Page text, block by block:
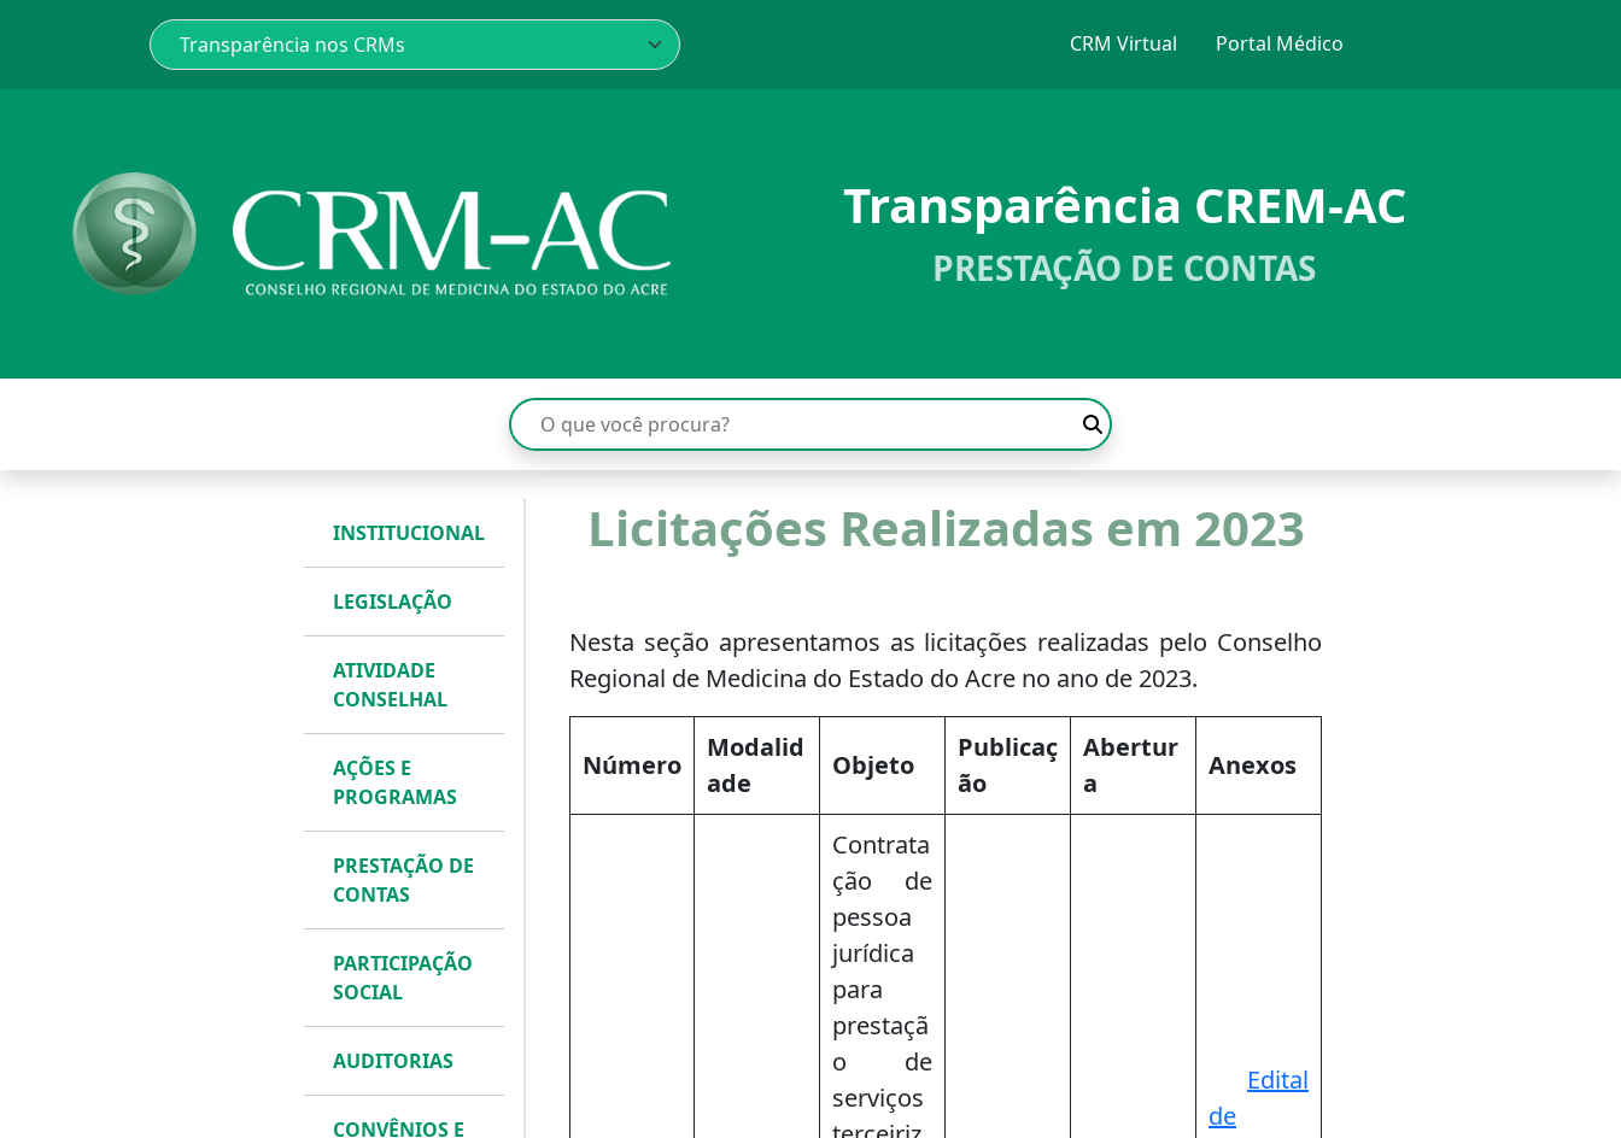
CRM Virtual Portal Médico
Transparência CREM-AC
PRESTAÇÃO DE CONTAS
INSTITUCIONAL
LEGISLAÇÃO
ATIVIDADE
CONSELHAL
AÇÕES E
PROGRAMAS
PRESTAÇÃO DE
CONTAS
PARTICIPAÇÃO
SOCIAL
AUDITORIAS
CONVÊNIOS E
Licitações Realizadas em 2023
Nesta seção apresentamos as licitações realizadas pelo Conselho
Regional de Medicina do Estado do Acre no ano de 2023.
Número
Modalid
ade
Objeto
Publicaç
ão
Abertur
a
Anexos
Contrata
ção de
pessoa
jurídica
para
prestaçã
o de
serviços
Edital
de